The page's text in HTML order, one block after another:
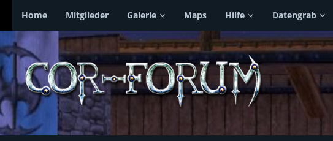
Home Mitglieder Galerie Maps Hilfe Datengrab